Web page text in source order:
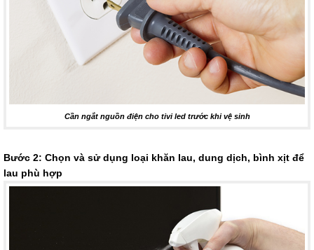
Cần ngắt nguồn điện cho tivi led trước khi vệ sinh
Bước 2: Chọn và sử dụng loại khăn lau, dung dịch, bình xịt để
lau phù hợp